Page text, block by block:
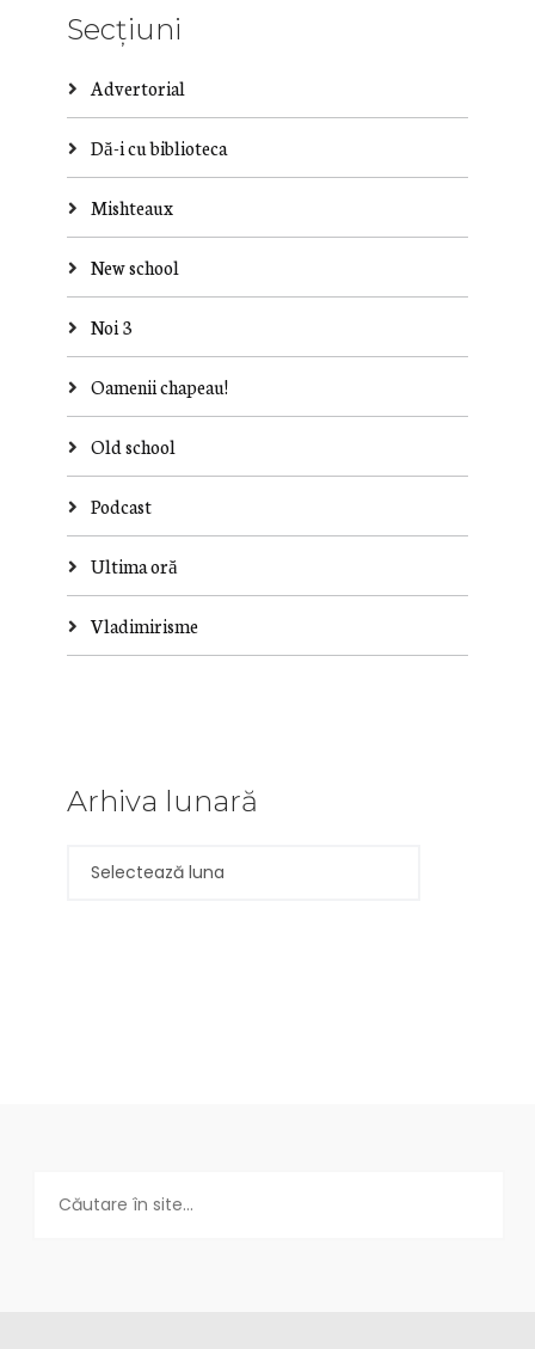
Secțiuni
Advertorial
Dă-i cu biblioteca
Mishteaux
New school
Noi 3
Oamenii chapeau!
Old school
Podcast
Ultima oră
Vladimirisme
Arhiva lunară